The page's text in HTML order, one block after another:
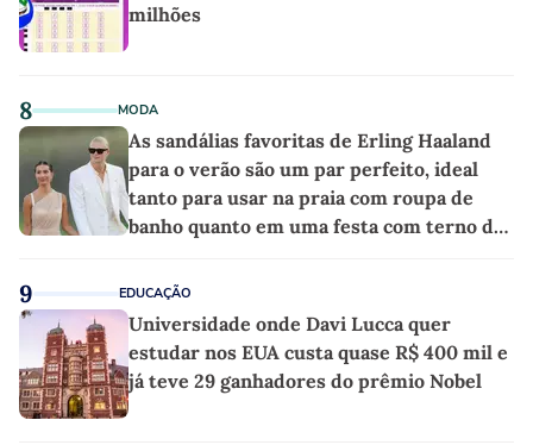
milhões
8 MODA
As sandálias favoritas de Erling Haaland
para o verão são um par perfeito, ideal
tanto para usar na praia com roupa de
banho quanto em uma festa com terno de
9 EDUCAÇÃO
Universidade onde Davi Lucca quer
estudar nos EUA custa quase R$ 400 mil e
já teve 29 ganhadores do prêmio Nobel